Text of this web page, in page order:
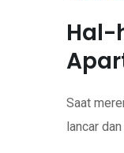
Hal-
Saat
lancar